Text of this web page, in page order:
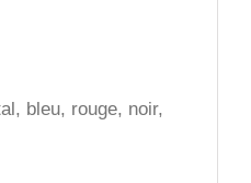
bleu, rouge, noir,